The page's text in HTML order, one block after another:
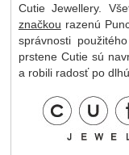
Cutie Jewellery.
značkou razenú
správnosti
prstene Cutie sú
a robili radosť po